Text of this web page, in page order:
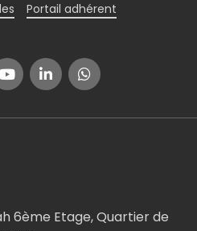
Portail adhérent
6ème Etage, Quartier de